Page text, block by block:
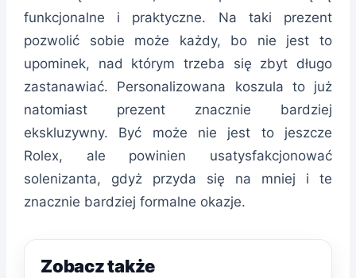
funkcjonalne i praktyczne. Na taki prezent
pozwolić sobie może każdy, bo nie jest to
upominek, nad którym trzeba się zbyt długo
zastanawiać. Personalizowana koszula to już
natomiast prezent znacznie bardziej
ekskluzywny. Być może nie jest to jeszcze
Rolex, ale powinien usatysfakcjonować
solenizanta, gdyż przyda się na mniej i te
znacznie bardziej formalne okazje.
Zobacz także